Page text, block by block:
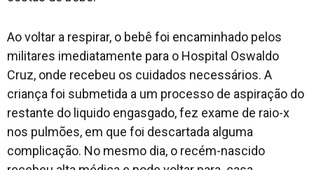
Ao voltar a respirar, o bebê foi encaminhado pelos
militares imediatamente para o Hospital Oswaldo
Cruz, onde recebeu os cuidados necessários. A
criança foi submetida a um processo de aspiração do
restante do liquido engasgado, fez exame de raio-x
nos pulmões, em que foi descartada alguma
complicação. No mesmo dia, o recém-nascido